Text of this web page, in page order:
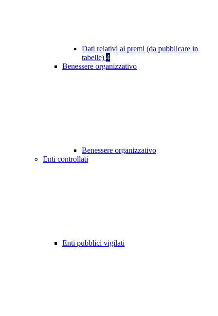
Dati relativi ai premi (da pubblicare in
tabelle) 4
Benessere organizzativo
Benessere organizzativo
Enti controllati
Enti pubblici vigilati